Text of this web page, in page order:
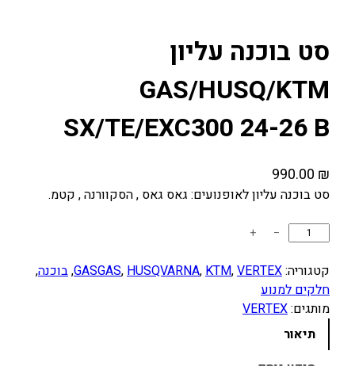
סט בוכנה עליון
GAS/HUSQ/KTM
SX/TE/EXC300 24-26 B
990.00 ₪
סט בוכנה עליון לאופנועים: גאס גאס , הסקוורנה , קטמ.
ו
ת
ש
ס
−
+
קטגוריה: GASGAS, HUSQVARNA, KTM, VERTEX
, בוכנה,
חלקים למנוע
מותגים:VERTEX
תיאור